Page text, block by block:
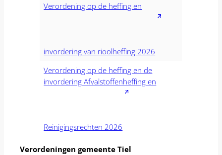
Verordening op de heffing en
invordering van rioolheffing 2026
Verordening op de heffing en de
invordering Afvalstoffenheffing en
Reinigingsrechten 2026
Verordeningen gemeente Tiel